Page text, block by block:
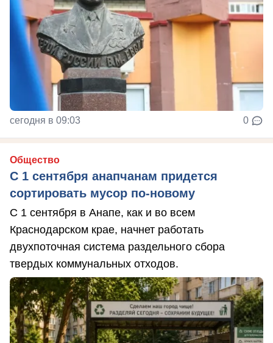
сегодня в 09:03 0
Общество
С 1 сентября анапчанам придется
сортировать мусор по-новому
С 1 сентября в Анапе, как и во всем
Краснодарском крае, начнет работать
двухпоточная система раздельного сбора
твердых коммунальных отходов.